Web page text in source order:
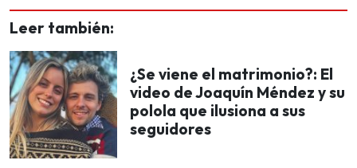
Leer también:
¿Se viene el matrimonio?: El
video de Joaquín Méndez y su
polola que ilusiona a sus
seguidores